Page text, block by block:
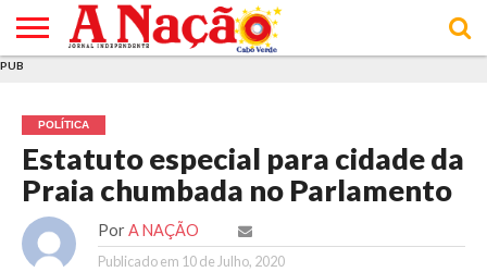
E DE
COOKIES
DE
UTILIZAÇÃO
PUB
POLÍTICA
Estatuto especial para cidade da
Praia chumbada no Parlamento
Por A NAÇÃO
Publicado em 10 de Julho, 2020